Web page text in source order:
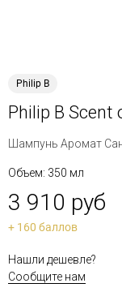
Philip B
Philip B Scent
Шампунь Аромат
Объем: 350 мл
3 910 руб
+ 160 баллов
Нашли дешевле?
Сообщите нам